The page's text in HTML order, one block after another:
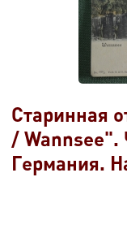
Старинная
/ Wannsee".
Германия.